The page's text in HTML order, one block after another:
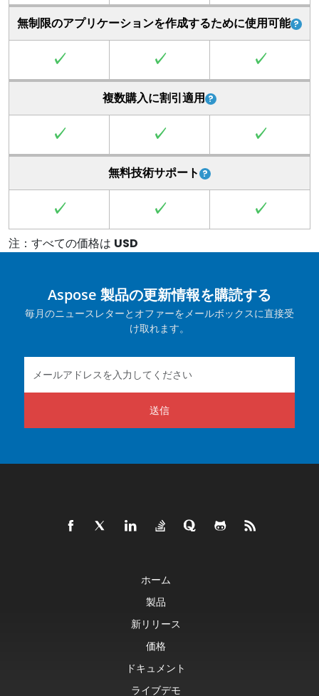
無制限のアプリケーションを作成するために使用可能
✓ ✓ ✓
複数購入に割引適用
✓ ✓ ✓
無料技術サポート
✓ ✓ ✓
注：すべての価格は USD
Aspose 製品の更新情報を購読する
毎月のニュースレターとオファーをメールボックスに直接受
け取れます。
送信
ホーム
製品
新リリース
価格
ドキュメント
ライブデモ